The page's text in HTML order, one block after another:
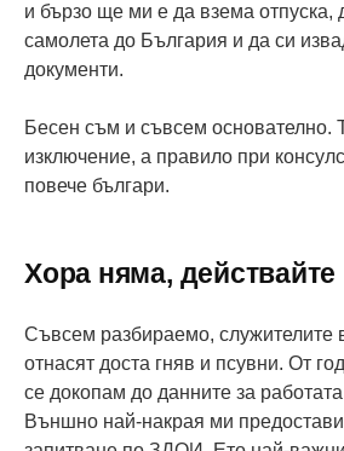
и бързо ще ми е да взема отпуска,
самолета до България и да си
документи.
Бесен съм и съвсем основателно.
изключение, а правило при
повече българи.
Хора няма, действайте
Съвсем разбираемо, служителите
отнасят доста гняв и псувни. От
се докопам до данните за
Външно най-накрая ми предостави